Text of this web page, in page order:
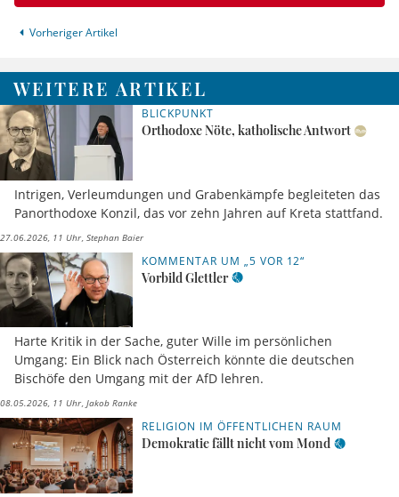
Vorheriger Artikel
WEITERE ARTIKEL
BLICKPUNKT
Orthodoxe Nöte, katholische Antwort
Intrigen, Verleumdungen und Grabenkämpfe begleiteten das
Panorthodoxe Konzil, das vor zehn Jahren auf Kreta stattfand.
27.06.2026, 11 Uhr Stephan Baier
KOMMENTAR UM „5 VOR 12“
Vorbild Glettler
Harte Kritik in der Sache, guter Wille im persönlichen
Umgang: Ein Blick nach Österreich könnte die deutschen
Bischöfe den Umgang mit der AfD lehren.
08.05.2026, 11 Uhr Jakob Ranke
RELIGION IM ÖFFENTLICHEN RAUM
Demokratie fällt nicht vom Mond